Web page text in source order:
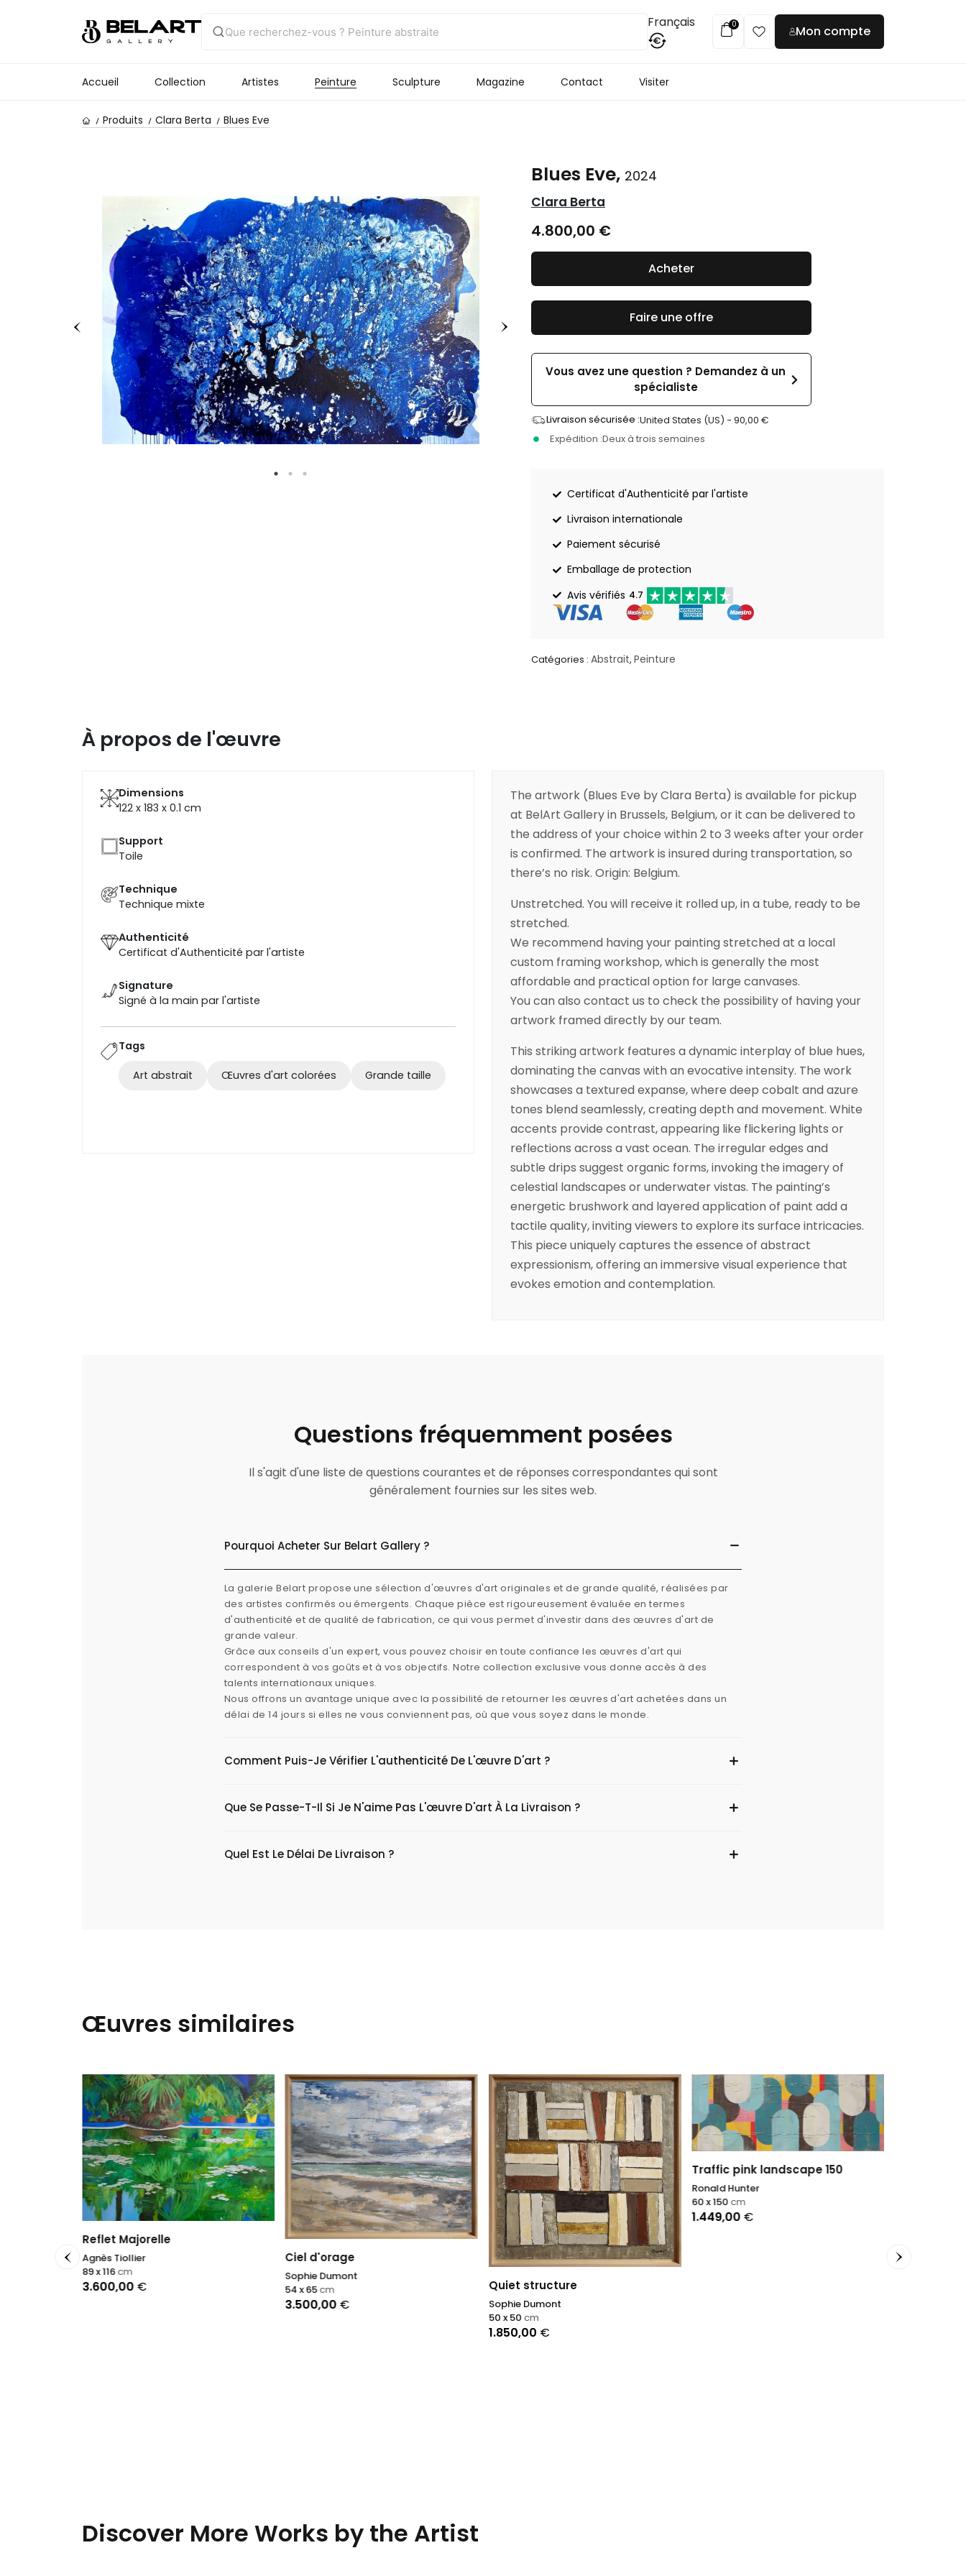
Français
€
0 Mon compte
Accueil Collection Artistes Peinture Sculpture Magazine Contact Visiter
Produits Clara Berta Blues Eve
Blues Eve, 2024
Clara Berta
4.800,00 €
Faire une offre
Vous avez une question ? Demandez à un
spécialiste
Livraison sécurisée :United States (US) -90,00€
Expédition :Deux à trois semaines
Certificat d'Authenticité par l'artiste
Livraison internationale
Paiement sécurisé
Emballage de protection
Avis vérifiés 4.7
Catégories : Abstrait, Peinture
Acheter
À propos de l'œuvre
Dimensions
122 x 183 x 0.1 cm
Support
Toile
Technique
Technique mixte
Authenticité
Certificat d'Authenticité par l'artiste
Signature
Signé à la main par l'artiste
Tags
Art abstrait Œuvres d'art colorées Grande taille
The artwork (Blues Eve by Clara Berta) is available for pickup
at BelArt Gallery in Brussels, Belgium, or it can be delivered to
the address of your choice within 2 to 3 weeks after your order
is confirmed. The artwork is insured during transportation, so
there’s no risk. Origin: Belgium.
Unstretched. You will receive it rolled up, in a tube, ready to be
stretched.
We recommend having your painting stretched at a local
custom framing workshop, which is generally the most
affordable and practical option for large canvases.
You can also contact us to check the possibility of having your
artwork framed directly by our team.
This striking artwork features a dynamic interplay of blue hues,
dominating the canvas with an evocative intensity. The work
showcases a textured expanse, where deep cobalt and azure
tones blend seamlessly, creating depth and movement. White
accents provide contrast, appearing like flickering lights or
reflections across a vast ocean. The irregular edges and
subtle drips suggest organic forms, invoking the imagery of
celestial landscapes or underwater vistas. The painting’s
energetic brushwork and layered application of paint add a
tactile quality, inviting viewers to explore its surface intricacies.
This piece uniquely captures the essence of abstract
expressionism, offering an immersive visual experience that
evokes emotion and contemplation.
Questions fréquemment posées
Il s'agit d'une liste de questions courantes et de réponses correspondantes qui sont
généralement fournies sur les sites web.
Pourquoi Acheter Sur Belart Gallery ?
La galerie Belart propose une sélection d'œuvres d'art originales et de grande qualité, réalisées par
des artistes confirmés ou émergents. Chaque pièce est rigoureusement évaluée en termes
d'authenticité et de qualité de fabrication, ce qui vous permet d'investir dans des œuvres d'art de
grande valeur.
Grâce aux conseils d'un expert, vous pouvez choisir en toute confiance les œuvres d'art qui
correspondent à vos goûts et à vos objectifs. Notre collection exclusive vous donne accès à des
talents internationaux uniques.
Nous offrons un avantage unique avec la possibilité de retourner les œuvres d'art achetées dans un
délai de 14 jours si elles ne vous conviennent pas, où que vous soyez dans le monde.
Comment Puis-Je Vérifier L'authenticité De L'œuvre D'art ?
Que Se Passe-T-Il Si Je N'aime Pas L'œuvre D'art À La Livraison ?
Quel Est Le Délai De Livraison ?
Œuvres similaires
Reflet Majorelle
Agnès Tiollier
3.600,00 €
89 x 116cm
Ciel d'orage
Sophie Dumont
3.500,00 €
54 x 65cm Quiet structure
Sophie Dumont
1.850,00 €
50 x 50 cm
Traffic pink landscape 150
Ronald Hunter
1.449,00 €
60 x 150 cm
Temps
Discover More Works by the Artist